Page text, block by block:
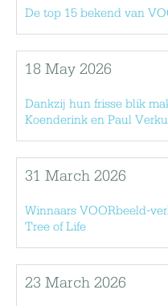
De top 15 bekend van
18 May 2026
Dankzij hun frisse blik
Koenderink en Paul
31 March 2026
Winnaars VOORbeeld-
Tree of Life
23 March 2026